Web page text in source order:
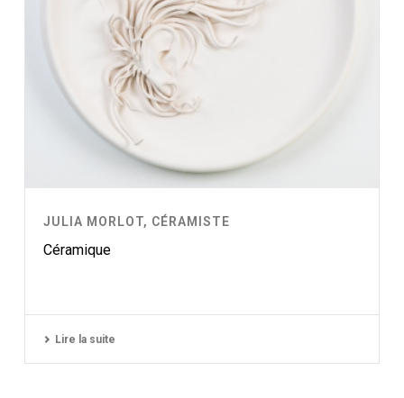
JULIA MORLOT, CÉRAMISTE
Céramique
Lire la suite